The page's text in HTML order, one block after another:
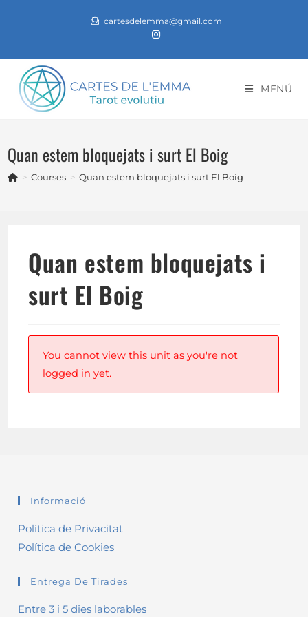
cartesdelemma@gmail.com
MENÚ
Quan estem bloquejats i surt El Boig
> Courses > Quan estem bloquejats i surt El Boig
Quan estem bloquejats i
surt El Boig
You cannot view this unit as you're not
logged in yet.
Informació
Política de Privacitat
Política de Cookies
Entrega De Tirades
Entre 3 i 5 dies laborables